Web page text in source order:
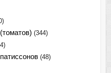
(344)
(48)